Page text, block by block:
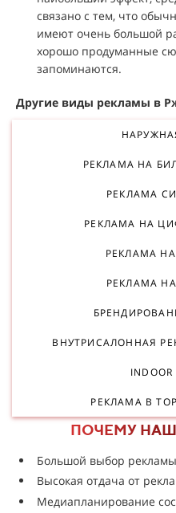
связано с тем, что
имеют очень большой
хорошо продуманные
запоминаются.
Другие виды рекламы в
РЕКЛАМА НА
РЕКЛАМА
РЕКЛАМА НА
РЕКЛАМА
РЕКЛАМА
ВНУТРИСАЛОННАЯ
РЕКЛАМА В
ПОЧЕМУ
Большой выбор рекламы
Высокая отдача от
Медиапланирование